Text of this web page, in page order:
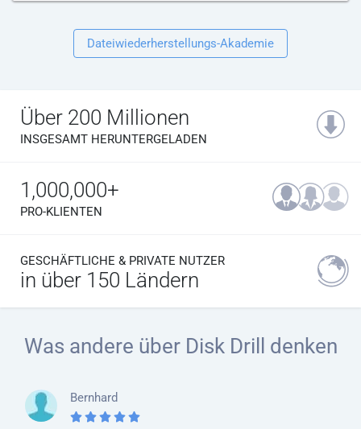
Dateiwiederherstellungs-Akademie
Über 200 Millionen
INSGESAMT HERUNTERGELADEN
1,000,000+
PRO-KLIENTEN
GESCHÄFTLICHE & PRIVATE NUTZER
in über 150 Ländern
Was andere über Disk Drill denken
Bernhard